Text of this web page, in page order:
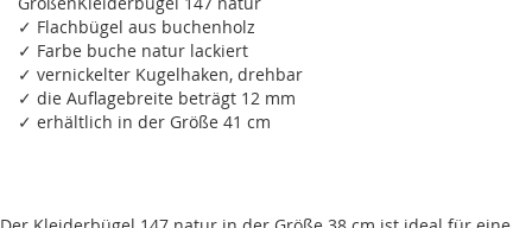
✓ Flachbügel aus buchenholz
✓ Farbe buche natur lackiert
✓ vernickelter Kugelhaken, drehbar
✓ die Auflagebreite beträgt 12 mm
✓ erhältlich in der Größe 41 cm